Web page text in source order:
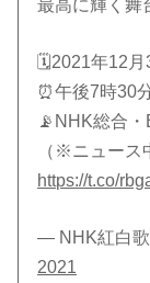
最高に輝く舞
🗓2021年12月
⏰午後7時30
📡NHK総合
（※ニュース
https://t.co/
— NHK紅白歌
2021